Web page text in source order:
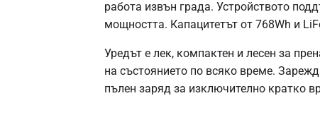
работа извън града. Устройството
мощността. Капацитетът от 768Wh и
Уредът е лек, компактен и лесен за
на състоянието по всяко време.
пълен заряд за изключително кратко